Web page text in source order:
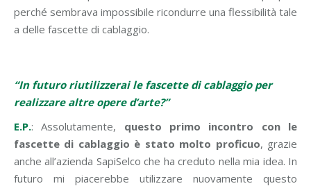
perché sembrava impossibile ricondurre una flessibilità tale
a delle fascette di cablaggio.
“In futuro riutilizzerai le fascette di cablaggio per
realizzare altre opere d’arte?”
E.P.: Assolutamente, questo primo incontro con le
fascette di cablaggio è stato molto proficuo, grazie
anche all’azienda SapiSelco che ha creduto nella mia idea. In
futuro mi piacerebbe utilizzare nuovamente questo